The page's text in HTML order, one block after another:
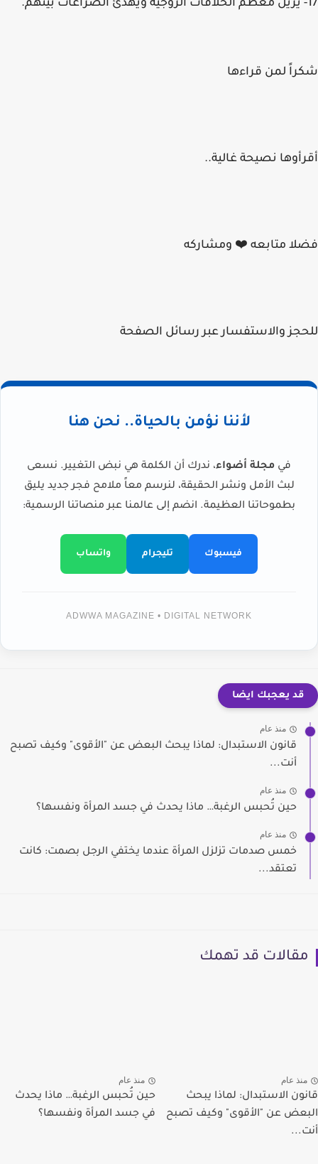
17- يزيل معظم الخلافات الزوجية ويهدئ الصراعات بينهم.
أقرأوها نصيحة غالية..
فضلا متابعه ❤️ ومشاركه
للحجز والاستفسار عبر رسائل الصفحة
لأننا نؤمن بالحياة.. نحن هنا
في مجلة أضواء، ندرك أن الكلمة هي نبض التغيير. نسعى
لبث الأمل ونشر الحقيقة، لنرسم معاً ملامح فجر جديد يليق
بطموحاتنا العظيمة. انضم إلى عالمنا عبر منصاتنا الرسمية:
فيسبوك تليجرام واتساب
ADWWA MAGAZINE • DIGITAL NETWORK
قد يعجبك ايضا
منذ عام
قانون الاستبدال: لماذا يبحث البعض عن "الأقوى" وكيف تصبح
أنت...
منذ عام
حين تُحبس الرغبة… ماذا يحدث في جسد المرأة ونفسها؟
منذ عام
خمس صدمات تزلزل المرأة عندما يختفي الرجل بصمت: كانت
تعتقد...
مقالات قد تهمك
منذ عام
قانون الاستبدال: لماذا يبحث
البعض عن "الأقوى" وكيف تصبح
أنت...
منذ عام
حين تُحبس الرغبة… ماذا يحدث
في جسد المرأة ونفسها؟